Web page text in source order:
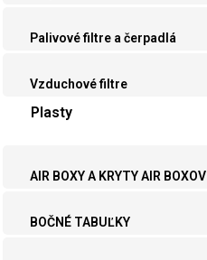
Palivové filtre a čerpadlá
Vzduchové filtre
Plasty
AIR BOXY A KRYTY AIR BOXOV
BOČNÉ TABUĽKY